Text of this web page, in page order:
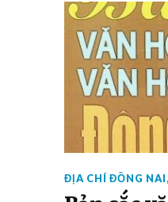
ĐỊA CHÍ ĐỒNG NAI,